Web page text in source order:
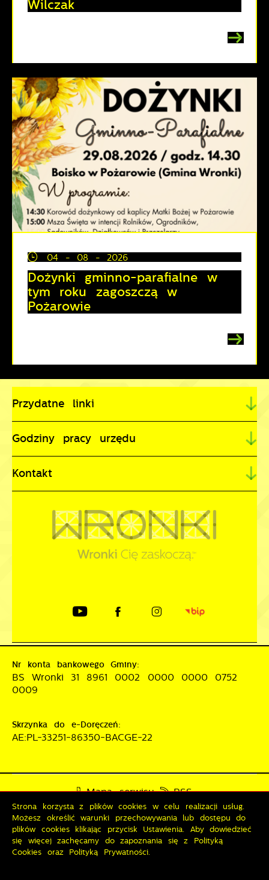
Wilczak
04 - 08 - 2026
Dożynki gminno-parafialne w
tym roku zagoszczą w
Pożarowie
Przydatne linki
Godziny pracy urzędu
Kontakt
Nr konta bankowego Gminy:
BS Wronki 31 8961 0002 0000 0000 0752
0009
Skrzynka do e-Doręczeń:
AE:PL-33251-86350-BACGE-22
Mapa serwisu
RSS
Deklaracja dostępności
Polityka prywatności
Sygnalista
Strona korzysta z plików cookies w celu realizacji usług.
Możesz określić warunki przechowywania lub dostępu do
plików cookies klikając przycisk Ustawienia. Aby dowiedzieć
się więcej zachęcamy do zapoznania się z Polityką
Cookies oraz Polityką Prywatności.